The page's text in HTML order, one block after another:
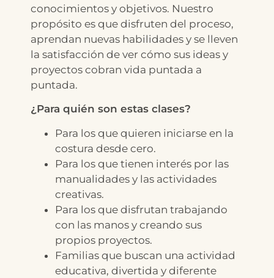
conocimientos y objetivos. Nuestro
propósito es que disfruten del proceso,
aprendan nuevas habilidades y se lleven
la satisfacción de ver cómo sus ideas y
proyectos cobran vida puntada a
puntada.
¿Para quién son estas clases?
Para los que quieren iniciarse en la
costura desde cero.
Para los que tienen interés por las
manualidades y las actividades
creativas.
Para los que disfrutan trabajando
con las manos y creando sus
propios proyectos.
Familias que buscan una actividad
educativa, divertida y diferente